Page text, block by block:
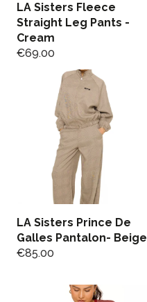
LA Sisters Fleece
Straight Leg Pants -
Cream
€69.00
LA Sisters Prince De
Galles Pantalon- Beige
€85.00